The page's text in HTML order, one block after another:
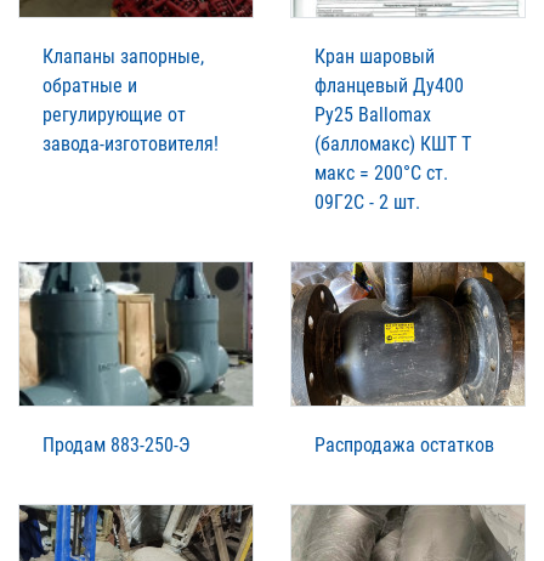
Клапаны запорные,
обратные и
регулирующие от
завода-изготовителя!
Кран шаровый
фланцевый Ду400
Ру25 Ballomax
(балломакс) КШТ Т
макс = 200°С ст.
09Г2С - 2 шт.
Продам 883-250-Э Распродажа остатков